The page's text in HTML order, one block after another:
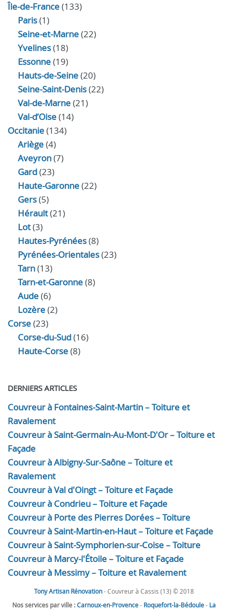
Île-de-France(133)
Paris(1)
Seine-et-Marne(22)
Yvelines(18)
Essonne(19)
Hauts-de-Seine(20)
Seine-Saint-Denis(22)
Val-de-Marne(21)
Val-d’Oise(14)
Occitanie(134)
Ariège(4)
Aveyron(7)
Gard(23)
Haute-Garonne(22)
Gers(5)
Hérault(21)
Lot(3)
Hautes-Pyrénées(8)
Pyrénées-Orientales(23)
Tarn(13)
Tarn-et-Garonne(8)
Aude(6)
Lozère(2)
Corse(23)
Corse-du-Sud(16)
Haute-Corse(8)
DERNIERS ARTICLES
Couvreur à Fontaines-Saint-Martin – Toiture et
Ravalement
Couvreur à Saint-Germain-Au-Mont-D'Or – Toiture et
Façade
Couvreur à Albigny-Sur-Saône – Toiture et
Ravalement
Couvreur à Val d'Oingt – Toiture et Façade
Couvreur à Condrieu – Toiture et Façade
Couvreur à Porte des Pierres Dorées – Toiture
Couvreur à Saint-Martin-en-Haut – Toiture et Façade
Couvreur à Saint-Symphorien-sur-Coise – Toiture
Couvreur à Marcy-l'Étoile – Toiture et Façade
Couvreur à Messimy – Toiture et Ravalement
Tony Artisan Rénovation- Couvreur à Cassis (13) © 2018
Nos services par ville :Carnoux-en-Provence- Roquefort-la-Bédoule- La